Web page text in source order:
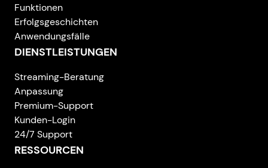
Funktionen
Erfolgsgeschichten
Anwendungsfälle
DIENSTLEISTUNGEN
Streaming-Beratung
Anpassung
Premium-Support
Kunden-Login
24/7 Support
RESSOURCEN